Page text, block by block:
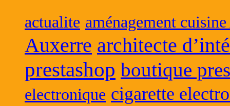
actualite aménagement
Auxerre architecte
prestashop boutique
electronique cigarette